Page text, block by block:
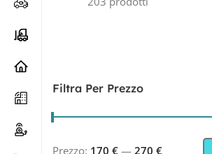
Filtra Per Prezzo
Prezzo: 170 € — 270 €